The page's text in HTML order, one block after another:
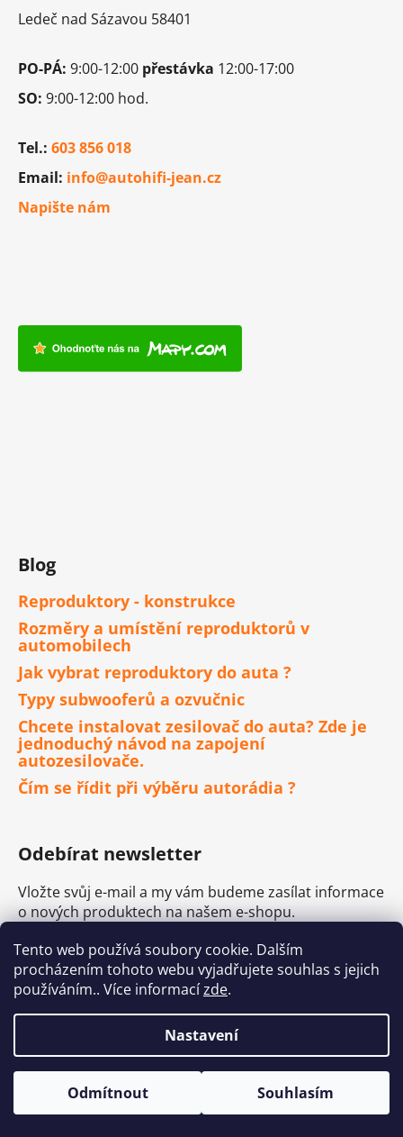
Tento web používá soubory cookie. Dalším
procházením tohoto webu vyjadřujete souhlas s jejich
používáním.. Více informacízde.
Nastavení
Odmítnout Souhlasím
p
Ledeč nad Sázavou 58401
PO-PÁ: 9:00-12:00 přestávka 12:00-17:00
SO: 9:00-12:00 hod.
Tel.: 603 856 018
Email: info@autohifi-jean.cz
Napište nám
Blog
Reproduktory - konstrukce
Rozměry a umístění reproduktorů v
automobilech
Jak vybrat reproduktory do auta ?
Typy subwooferů a ozvučnic
Chcete instalovat zesilovač do auta? Zde je
jednoduchý návod na zapojení
autozesilovače.
Čím se řídit při výběru autorádia ?
Odebírat newsletter
Vložte svůj e-mail a my vám budeme zasílat informace
o nových produktech na našem e-shopu.
E-mail
Vložením e-mailu souhlasíte s
ochrany osobních údajů
PŘIHLÁSIT SE